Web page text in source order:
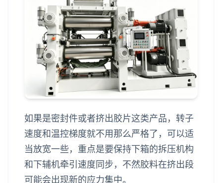
如果是密封件或者挤出胶片这类产品，转子
速度和温控梯度就不用那么严格了，可以适
当放宽一些，重点是要保持下箱的拆压机构
和下辅机牵引速度同步，不然胶料在挤出段
可能会出现新的应力集中。